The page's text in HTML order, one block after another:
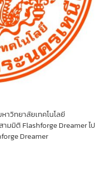
วิทยาลัยเทคโนโลยี
มมิติ Flashforge Dreamer ไป
Dreamer